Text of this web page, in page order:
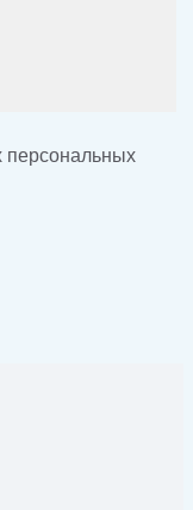
персональных